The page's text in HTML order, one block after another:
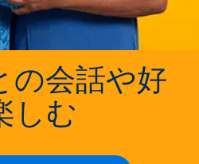
の会話や好
しむ